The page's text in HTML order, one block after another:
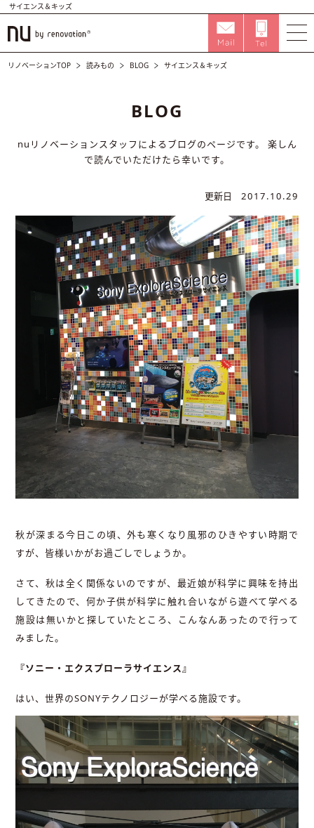
サイエンス＆キッズ
リノベーションTOP 読みもの BLOG サイエンス＆キッズ
BLOG
nuリノベーションスタッフによるブログのページです。
楽しん
で読んでいただけたら幸いです。
更新日 2017.10.29
秋が深まる今日この頃、外も寒くなり風邪のひきやすい時期で
すが、皆様いかがお過ごしでしょうか。
さて、秋は全く関係ないのですが、最近娘が科学に興味を持出
してきたので、何か子供が科学に触れ合いながら遊べて学べる
施設は無いかと探していたところ、こんなんあったので行って
みました。
『ソニー・エクスプローラサイエンス』
はい、世界のSONYテクノロジーが学べる施設です。